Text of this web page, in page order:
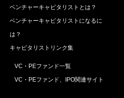
ベンチャーキャピタリストとは？
ベンチャーキャピタリストになるに
は？
キャピタリストリンク集
VC・PEファンド一覧
VC・PEファンド、IPO関連サイト